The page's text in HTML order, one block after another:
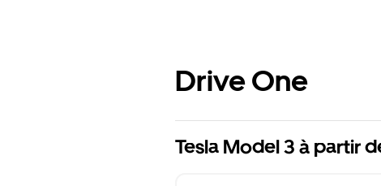
Drive One
Tesla Model 3 à partir